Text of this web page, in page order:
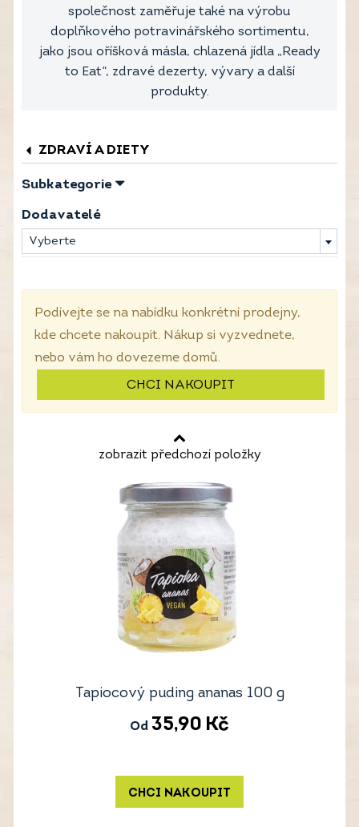
společnost zaměřuje také na výrobu
doplňkového potravinářského sortimentu,
jako jsou oříšková másla, chlazená jídla „Ready
to Eat“, zdravé dezerty, vývary a další
produkty.
ZDRAVÍ A DIETY
Subkategorie
Dodavatelé
Vyberte
Podívejte se na nabídku konkrétní prodejny,
kde chcete nakoupit. Nákup si vyzvednete,
nebo vám ho dovezeme domů.
CHCI NAKOUPIT
zobrazit předchozí položky
Tapiocový puding ananas 100 g
Od 35,90 Kč
CHCI NAKOUPIT